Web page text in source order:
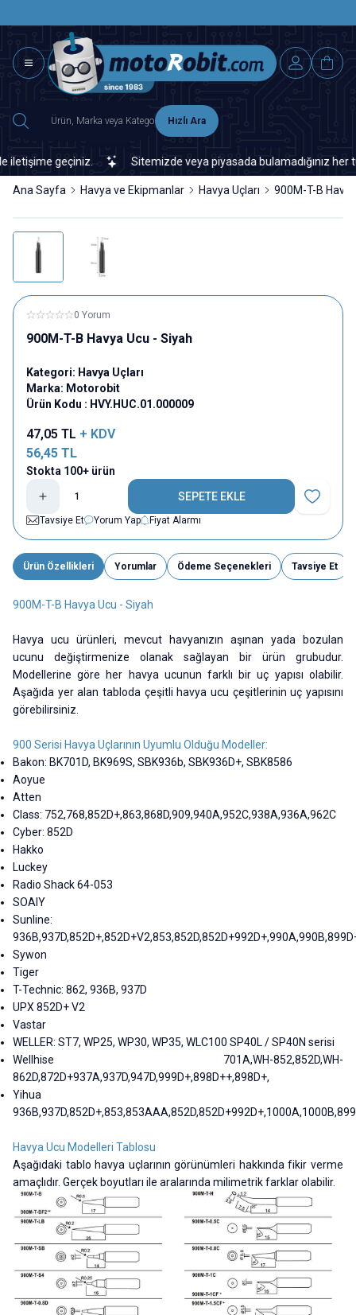
Hızlı Ara
geçiniz. Sitemizde veya piyasada bulamadığınız her
Ana Sayfa Havya ve Ekipmanlar Havya Uçları 900M-T-B
0 Yorum
900M-T-B Havya Ucu - Siyah
Kategori: Havya Uçları
Marka: Motorobit
Ürün Kodu : HVY.HUC.01.000009
47,05 TL + KDV
56,45 TL
Stokta 100+ ürün
SEPETE EKLE
Favoriye
Tavsiye Et
Yorum Yap Fiyat Alarmı
Ürün Özellikleri Yorumlar Ödeme Seçenekleri Tavsiye Et
900M-T-B Havya Ucu - Siyah
Havya ucu ürünleri, mevcut havyanızın aşınan yada bozulan
ucunu değiştirmenize olanak sağlayan bir ürün grubudur.
Modellerine göre her havya ucunun farklı bir uç yapısı olabilir.
Aşağıda yer alan tabloda çeşitli havya ucu çeşitlerinin uç yapısını
görebilirsiniz.
900 Serisi Havya Uçlarının Uyumlu Olduğu Modeller:
Bakon: BK701D, BK969S, SBK936b, SBK936D+, SBK8586
Aoyue
Atten
Class: 752,768,852D+,863,868D,909,940A,952C,938A,936A,962C
Cyber: 852D
Hakko
Luckey
Radio Shack 64-053
SOAIY
Sunline:
Sywon
Tiger
T-Technic: 862, 936B, 937D
UPX 852D+ V2
Vastar
WELLER: ST7, WP25, WP30, WP35, WLC100 SP40L / SP40N serisi
Wellhise 701A,WH-852,852D,WH-
862D,872D+937A,937D,947D,999D+,898D++,898D+,
Yihua
Havya Ucu Modelleri Tablosu
Aşağıdaki tablo havya uçlarının görünümleri hakkında fikir verme
amaçlıdır. Gerçek boyutları ile aralarında milimetrik farklar olabilir.